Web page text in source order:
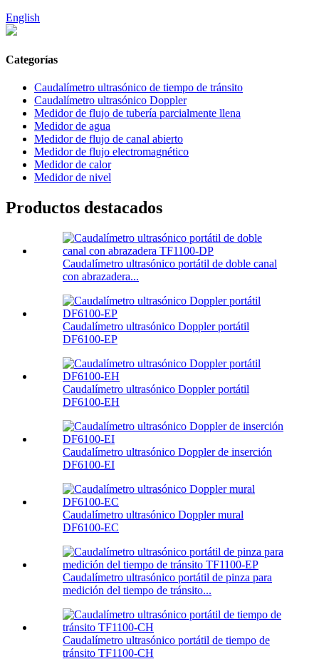
English
Categorías
Caudalímetro ultrasónico de tiempo de tránsito
Caudalímetro ultrasónico Doppler
Medidor de flujo de tubería parcialmente llena
Medidor de agua
Medidor de flujo de canal abierto
Medidor de flujo electromagnético
Medidor de calor
Medidor de nivel
Productos destacados
Caudalímetro ultrasónico portátil de doble canal
con abrazadera...
Caudalímetro ultrasónico Doppler portátil
DF6100-EP
Caudalímetro ultrasónico Doppler portátil
DF6100-EH
Caudalímetro ultrasónico Doppler de inserción
DF6100-EI
Caudalímetro ultrasónico Doppler mural
DF6100-EC
Caudalímetro ultrasónico portátil de pinza para
medición del tiempo de tránsito...
Caudalímetro ultrasónico portátil de tiempo de
tránsito TF1100-CH